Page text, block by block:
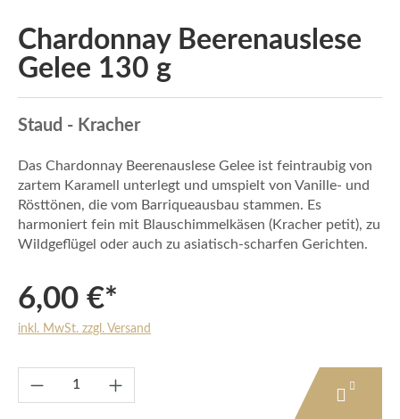
Chardonnay Beerenauslese
Gelee 130 g
Staud - Kracher
Das Chardonnay Beerenauslese Gelee ist feintraubig von
zartem Karamell unterlegt und umspielt von Vanille- und
Rösttönen, die vom Barriqueausbau stammen. Es
harmoniert fein mit Blauschimmelkäsen (Kracher petit), zu
Wildgeflügel oder auch zu asiatisch-scharfen Gerichten.
6,00 €*
inkl. MwSt. zzgl. Versand
Produkt Anzahl: Gib den gewünschten